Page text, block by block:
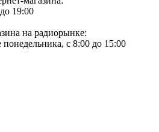
19:00
на радиорынке:
с 8:00 до 15:00